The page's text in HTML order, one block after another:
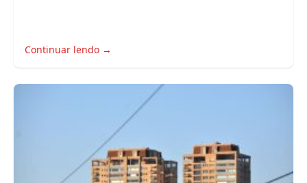
Continuar lendo →